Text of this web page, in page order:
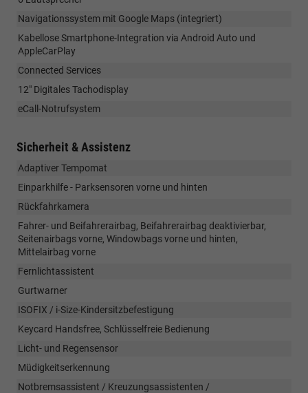
Navigationssystem mit Google Maps (integriert)
Kabellose Smartphone-Integration via Android Auto und
AppleCarPlay
Connected Services
12" Digitales Tachodisplay
eCall-Notrufsystem
Sicherheit & Assistenz
Adaptiver Tempomat
Einparkhilfe - Parksensoren vorne und hinten
Rückfahrkamera
Fahrer- und Beifahrerairbag, Beifahrerairbag deaktivierbar,
Seitenairbags vorne, Windowbags vorne und hinten,
Mittelairbag vorne
Fernlichtassistent
Gurtwarner
ISOFIX / i-Size-Kindersitzbefestigung
Keycard Handsfree, Schlüsselfreie Bedienung
Licht- und Regensensor
Müdigkeitserkennung
Notbremsassistent / Kreuzungsassistenten /